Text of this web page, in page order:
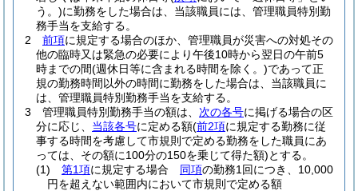
う。)に勤務をした場合は、当該職員には、管理職員特別勤
務手当を支給する。
2
前項に規定する場合のほか、管理職員が災害への対処その
他の臨時又は緊急の必要により午後10時から翌日の午前5
時までの間(週休日等に含まれる時間を除く。)であって正
規の勤務時間以外の時間に勤務をした場合は、当該職員に
は、管理職員特別勤務手当を支給する。
3
管理職員特別勤務手当の額は、 次の各号に掲げる場合の区
分に応じ、 当該各号に定める額(前2項に規定する勤務に従
事する時間を考慮して市規則で定める勤務をした職員にあ
っては、その額に100分の150を乗じて得た額)とする。
(1)
第1項に規定する場合 同項の勤務1回につき、10,000
円を超えない範囲内において市規則で定める額